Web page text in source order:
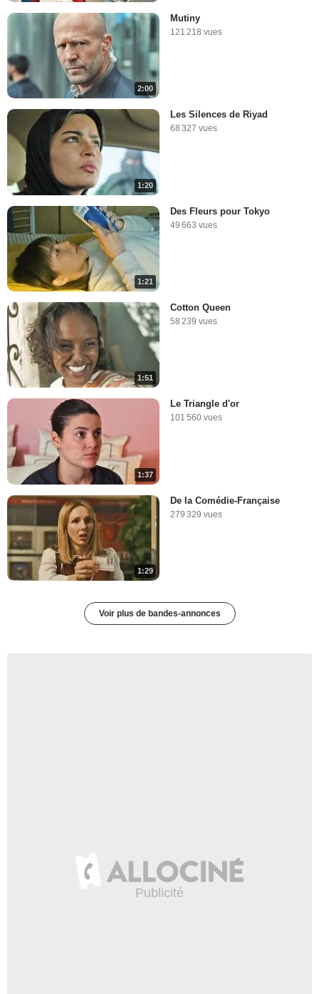
2:00
Mutiny
121 218 vues
1:20
Les Silences de Riyad
68 327 vues
1:21
Des Fleurs pour Tokyo
49 663 vues
1:51
Cotton Queen
58 239 vues
1:37
Le Triangle d'or
101 560 vues
1:29
De la Comédie-Française
279 329 vues
Voir plus de bandes-annonces